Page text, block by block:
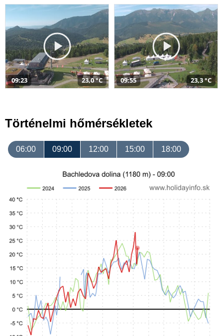
09:23 23,0 °C 09:55 23,3 °C
Történelmi hőmérsékletek
06:00 09:00 12:00 15:00 18:00